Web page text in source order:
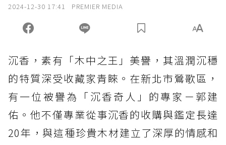
2024-12-30 17:41 PREMIER MEDIA
沉香，素有「木中之王」美譽，其溫潤沉穩
的特質深受收藏家青睞。在新北市鶯歌區，
有一位被譽為「沉香奇人」的專家－郭建
佑。他不僅專業從事沉香的收購與鑑定長達
20年，與這種珍貴木材建立了深厚的情感和